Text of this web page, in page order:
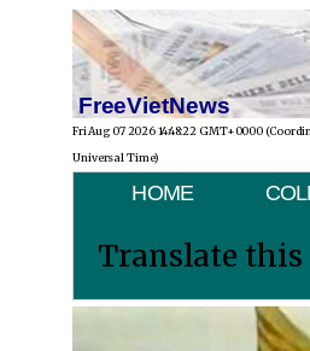
FreeVietNews
Fri Aug 07 2026 14:48:22 GMT+0000
Universal Time)
HOME
Translate this